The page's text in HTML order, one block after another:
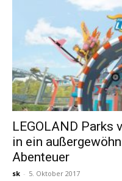
LEGOLAND Parks
in ein
Abenteuer
sk - 5. Oktober 2017